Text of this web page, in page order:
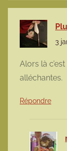
3
Alors là
alléchantes.
Répondre